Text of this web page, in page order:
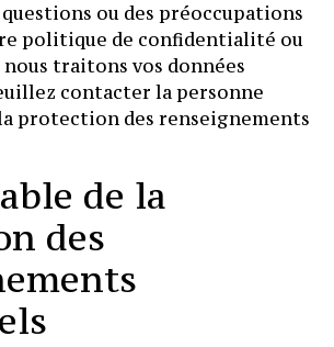
questions ou des préoccupations
politique de confidentialité ou
traitons vos données
contacter la personne
protection des renseignements
de la
des